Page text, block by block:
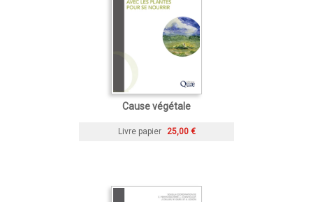
Cause végétale
Livre papier 25,00 €